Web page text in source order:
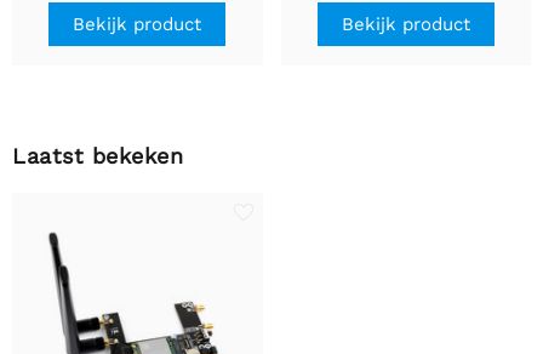
Bekijk product Bekijk product
Laatst bekeken